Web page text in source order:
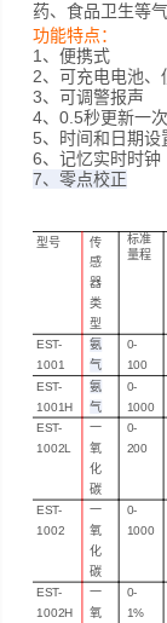
药、食品卫生等
功能特点：
1 、便携式
2、可充电电池、
3、可调警报声
4、0.5秒更新一
5、 时间和日期设
6、记忆实时时钟
7、零点校正
型号
传
感
器
类
型
标准
量程
EST-
1001
氨
气
0-
100
EST-
1001H
氨
气
0-
1000
EST-
1002L
一
氧
化
碳
0-
200
EST-
1002
一
氧
化
碳
0-
1000
EST-
1002H
一
氧
0-
1%